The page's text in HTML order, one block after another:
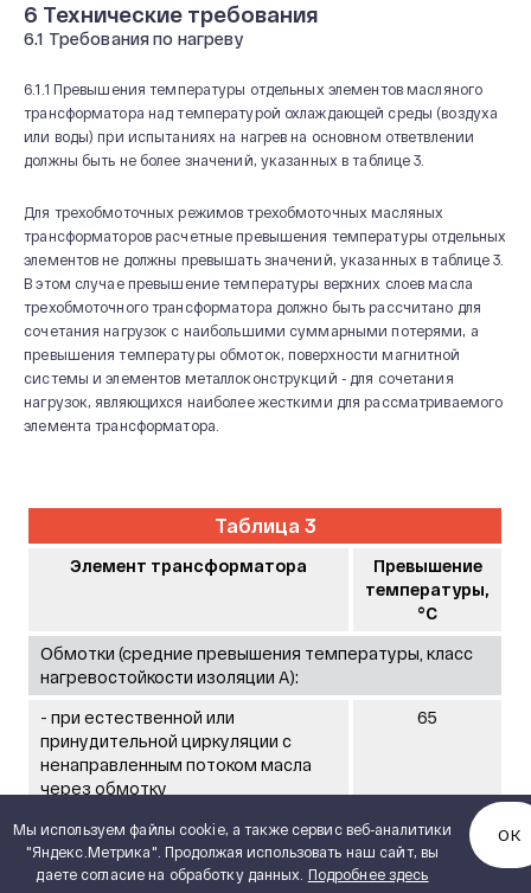
6 Технические требования
6.1 Требования по нагреву
6.1.1 Превышения температуры отдельных элементов масляного
трансформатора над температурой охлаждающей среды (воздуха
или воды) при испытаниях на нагрев на основном ответвлении
должны быть не более значений, указанных в таблице 3.
Для трехобмоточных режимов трехобмоточных масляных
трансформаторов расчетные превышения температуры отдельных
элементов не должны превышать значений, указанных в таблице 3.
В этом случае превышение температуры верхних слоев масла
трехобмоточного трансформатора должно быть рассчитано для
сочетания нагрузок с наибольшими суммарными потерями, а
превышения температуры обмоток, поверхности магнитной
системы и элементов металлоконструкций - для сочетания
нагрузок, являющихся наиболее жесткими для рассматриваемого
элемента трансформатора.
Таблица 3
Элемент трансформатора
Превышение
температуры,
°С
Обмотки (средние превышения температуры, класс
нагревостойкости изоляции А):
- при естественной или
принудительной циркуляции с
ненаправленным потоком масла
через обмотку
65
- при принудительной циркуляции с
направленным потоком масла
через обмотку
70
Мы используем файлы cookie, а также сервис веб-аналитики
"Яндекс.Метрика". Продолжая использовать наш сайт, вы
даете согласие на обработку данных. Подробнее здесь
ОК